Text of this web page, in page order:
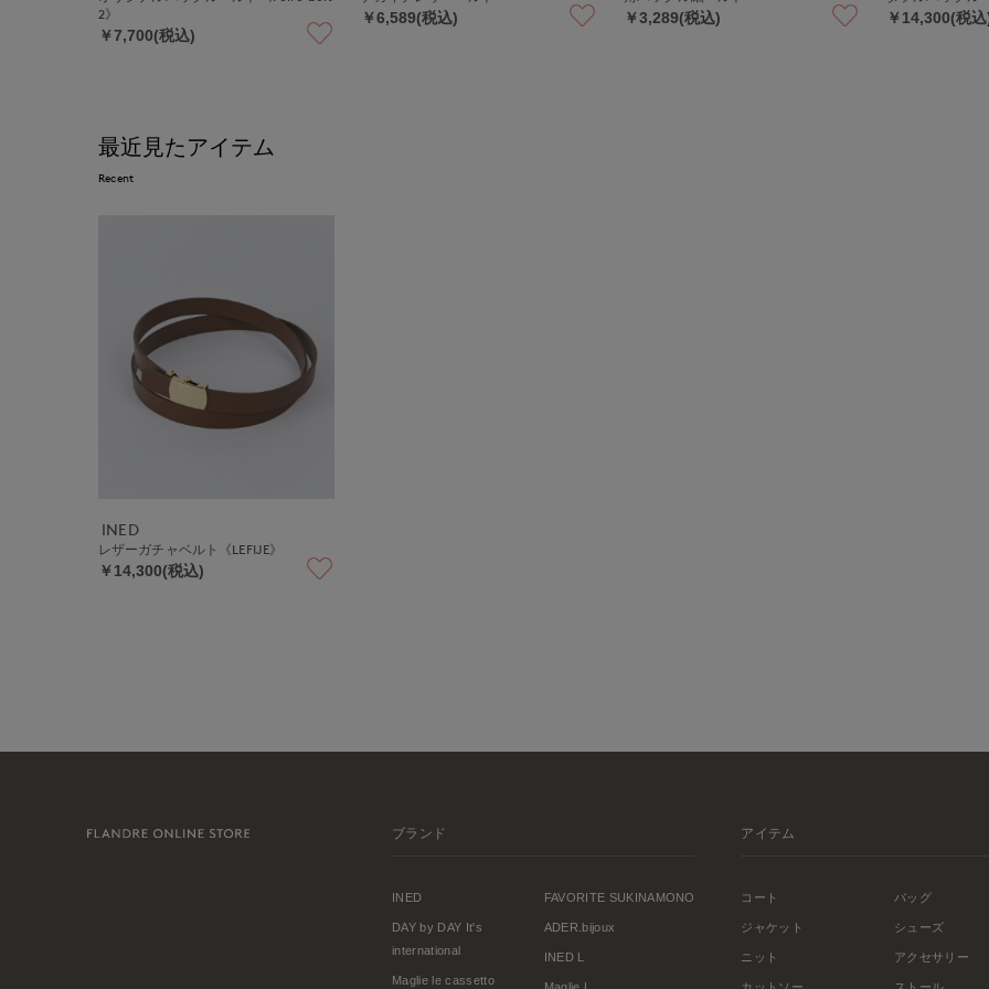
2》
￥7,700(税込)
￥6,589(税込) ￥3,289(税込) ￥14,300(税
最近見たアイテム
Recent
INED
レザーガチャベルト《LEFIJE》
￥14,300(税込)
ブランド
INED
DAY by DAY It's
international
Maglie le cassetto
FAVORITE SUKINAMONO
ADER.bijoux
INED L
アイテム
コート
ジャケット
ニット
バッグ
シューズ
アクセサリー